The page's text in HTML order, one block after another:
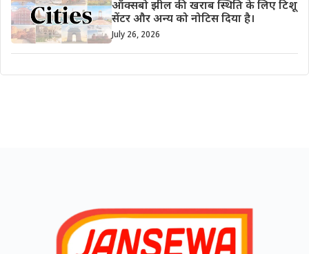
ऑक्सबो झील की खराब स्थिति के लिए टिशू
सेंटर और अन्य को नोटिस दिया है।
July 26, 2026